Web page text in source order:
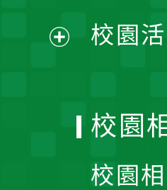
單
校園
校園
校園